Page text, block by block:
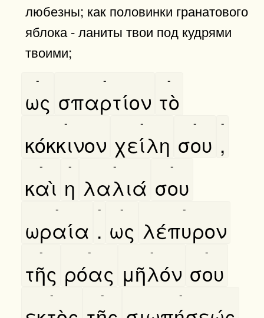
любезны; как половинки гранатового
яблока - ланиты твои под кудрями
твоими;
ως
-
σπαρτίον
-
τὸ
-
κόκκινον
-
χείλη
-
σου
-
,
-
καὶ
-
η
-
λαλιά
-
σου
-
ωραία
-
.
-
ως
-
λέπυρον
-
τῆς
-
ρόας
-
μῆλόν
-
σου
-
- - -